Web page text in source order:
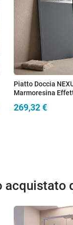
Piatto Doccia
Marmoresina
269,32 €
acquistato